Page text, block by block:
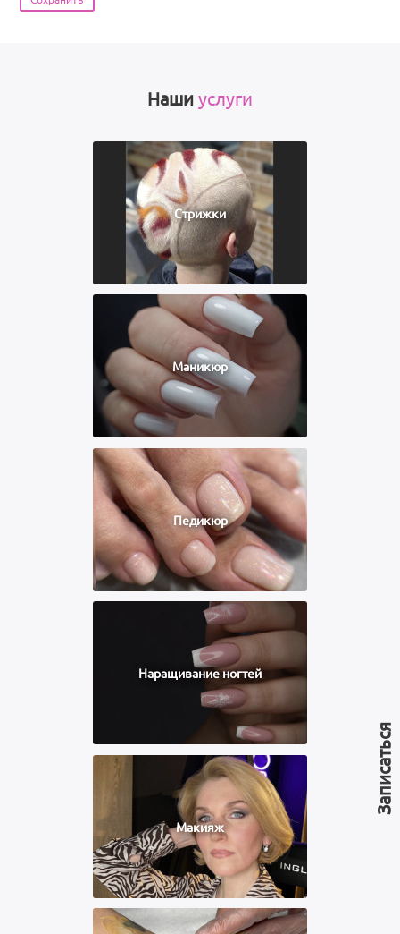
Наши услуги
Стрижки
Маникюр
Педикюр
Наращивание ногтей
Макияж
Записаться